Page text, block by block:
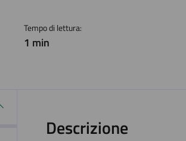
Tempo di lettura:
1 min
Descrizione